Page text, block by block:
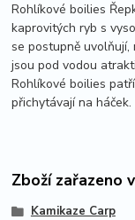
Rohlíkové boilies
kaprovitých ryb s
se postupně
jsou pod vodou
Rohlíkové boilies
přichytávají na
Zboží zařazeno
Kamikaze Carp